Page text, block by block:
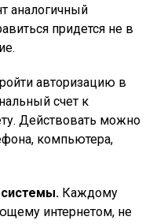
аналогичный
придется не в
авторизацию в
счет к
Действовать можно
компьютера,
Каждому
интернетом, не